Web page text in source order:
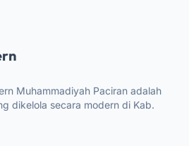
Muhammadiyah Paciran adalah
dikelola secara modern di Kab.